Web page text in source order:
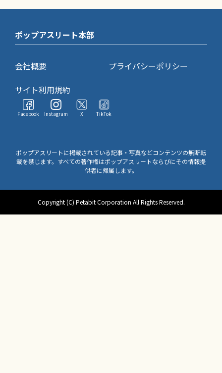
ポップアスリート本部
会社概要
プライバシーポリシー
サイト利用規約
Facebook Instagram X TikTok
ポップアスリートに掲載されている記事・写真などコンテンツの無断転
載を禁じます。すべての著作権はポップアスリートならびにその情報提
供者に帰属します。
Copyright (C) Petabit Corporation All Rights Reserved.